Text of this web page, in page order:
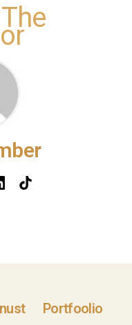
Portfoolio